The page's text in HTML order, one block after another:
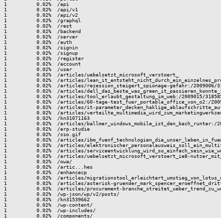
1          0.02%  /api
1          0.02%  /api/v1
1          0.02%  /api/v2
1          0.02%  /graphql
1          0.02%  /rest
1          0.02%  /backend
1          0.02%  /server
1          0.02%  /auth
1          0.02%  /signin
1          0.02%  /signup
1          0.02%  /register
1          0.02%  /account
1          0.02%  /user
1          0.02%  /articles/uebelsetzt_microsoft_verstoert_
1          0.02%  /articles/
1          0.02%  /articles/rezession_steigert_spionage-gefahr:/2009006/
1          0.02%  /articles/
1          0.02%  /articles/tool_erlaubt_gestaltung_im_web:/2009015/
1          0.02%  /articles/60-tage-test_fuer_portable_office_von_o2:/
1          0.02%  /articles/it-parameter_decken_haklige_ablaufschritte_auf:/
1          0.02%  /articles/
1          0.02%  /kn31071163
1          0.02%  /articles/ballmer_windows_mobile_ist_den_bach_runter:/
1          0.02%  /erp-studie
1          0.02%  /sso.gif
1          0.02%  /articles/
1          0.02%  /articles/
1          0.02%  /articles/
1          0.02%  /articles/uebelsetzt_microsoft_verstoert_ie8-
1          0.02%  /owa/
1          0.02%  /artic...hes
1          0.02%  /enhancecp
1          0.02%  /articles/
1          0.02%  /articles/asterisk-
1          0.02%  /articles/procurement-
1          0.02%  /wp-json/wp/v2/posts/
1          0.02%  /kn31539662
1          0.02%  /wp-content/
1          0.02%  /wp-includes/
1          0.02%  /components/